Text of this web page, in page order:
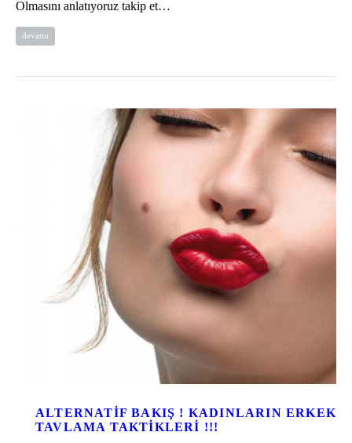
Olmasını anlatıyoruz takip et…
devamı
ALTERNATIF BAKIŞ ! KADINLARIN ERKEK
TAVLAMA TAKTIKLERI !!!